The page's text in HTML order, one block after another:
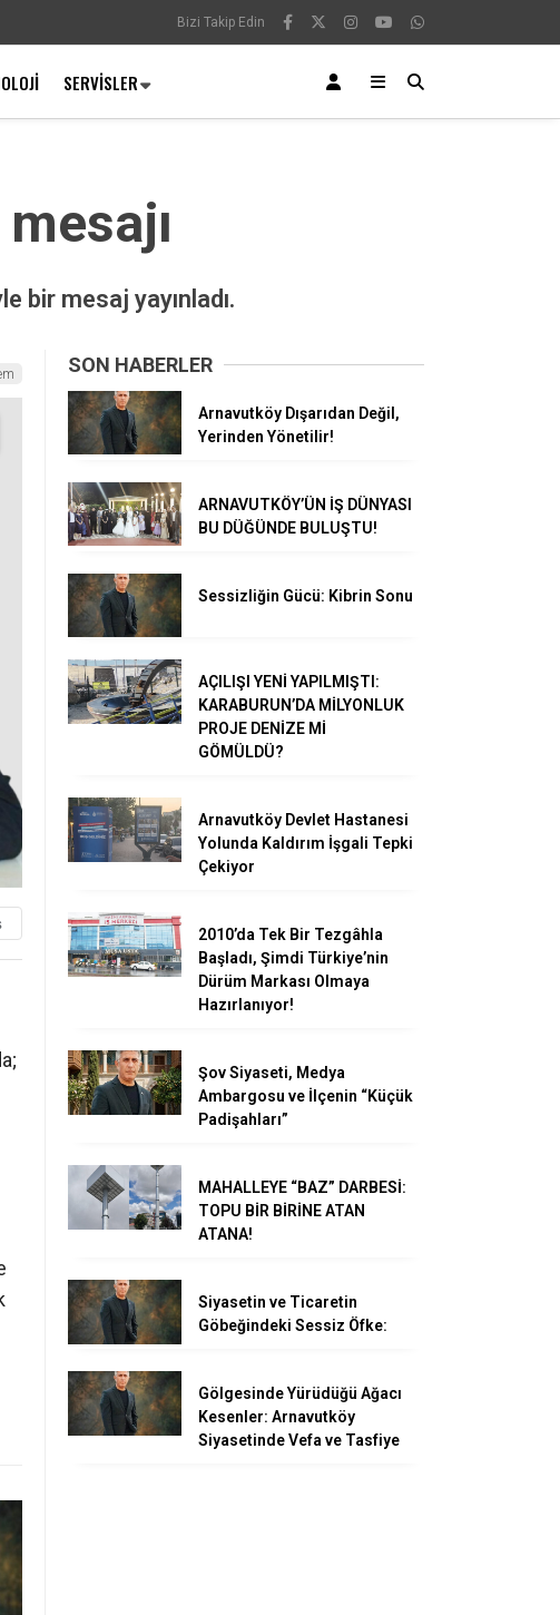
Bizi Takip Edin
SERVISLER
bir mesaj yayınladı.
SON HABERLER
Arnavutköy Dışarıdan Değil,
Yerinden Yönetilir!
ARNAVUTKÖY’ÜN İŞ DÜNYASI
BU DÜĞÜNDE BULUŞTU!
Sessizliğin Gücü: Kibrin Sonu
AÇILIŞI YENİ YAPILMIŞTI:
KARABURUN’DA MİLYONLUK
PROJE DENİZE Mİ
GÖMÜLDÜ?
Arnavutköy Devlet Hastanesi
Yolunda Kaldırım İşgali Tepki
Çekiyor
2010’da Tek Bir Tezgâhla
Başladı, Şimdi Türkiye’nin
Dürüm Markası Olmaya
Hazırlanıyor!
Şov Siyaseti, Medya
Ambargosu ve İlçenin “Küçük
Padişahları”
MAHALLEYE “BAZ” DARBESİ:
TOPU BİR BİRİNE ATAN
ATANA!
Siyasetin ve Ticaretin
Göbeğindeki Sessiz Öfke:
Gölgesinde Yürüdüğü Ağacı
Kesenler: Arnavutköy
Siyasetinde Vefa ve Tasfiye